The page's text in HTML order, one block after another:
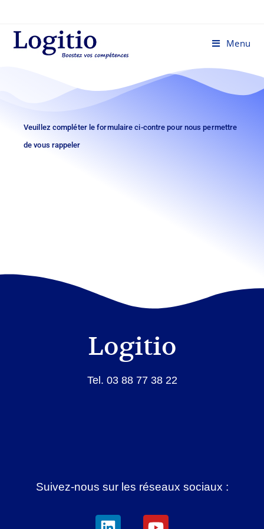
Menu
Veuillez compléter le formulaire ci-contre pour nous permettre
de vous rappeler
Logitio
Tel. 03 88 77 38 22
Suivez-nous sur les réseaux sociaux :